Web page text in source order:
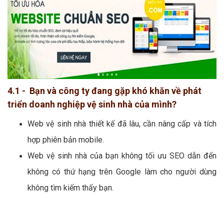
4.1 - Bạn và công ty đang gặp khó khăn về phát
triển doanh nghiệp vệ sinh nhà của mình?
Web vệ sinh nhà thiết kế đã lâu, cần nâng cấp và tích
hợp phiên bản mobile.
Web vệ sinh nhà của bạn không tối ưu SEO dẫn đến
không có thứ hạng trên Google làm cho người dùng
không tìm kiếm thấy bạn.